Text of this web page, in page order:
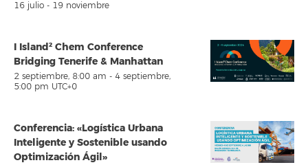
16 julio - 19 noviembre
I Island² Chem Conference
Bridging Tenerife & Manhattan
2 septiembre, 8:00 am - 4 septiembre,
5:00 pm UTC+0
Conferencia: «Logística Urbana
Inteligente y Sostenible usando
Optimización Ágil»